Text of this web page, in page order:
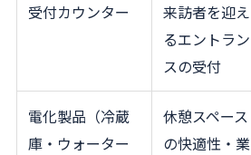
受付カウンター
来訪者を迎え
るエントラン
スの受付
電化製品（冷蔵
庫・ウォーター
休憩スペース
の快適性・業